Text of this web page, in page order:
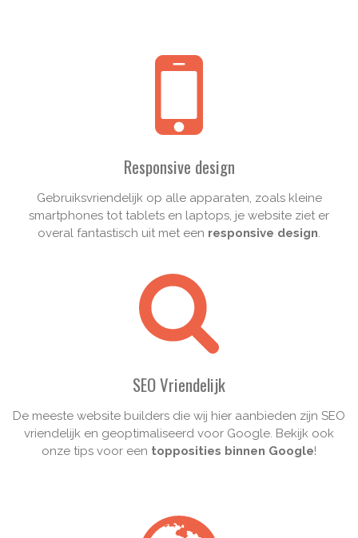
Responsive design
Gebruiksvriendelijk op alle apparaten, zoals kleine
smartphones tot tablets en laptops, je website ziet er
overal fantastisch uit met een responsive design
SEO Vriendelijk
De meeste website builders die wij hier aanbieden zijn SEO
vriendelijk en geoptimaliseerd voor Google. Bekijk ook
onze tips voor een topposities binnen Google!